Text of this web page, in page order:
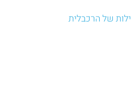
של הרכבלית